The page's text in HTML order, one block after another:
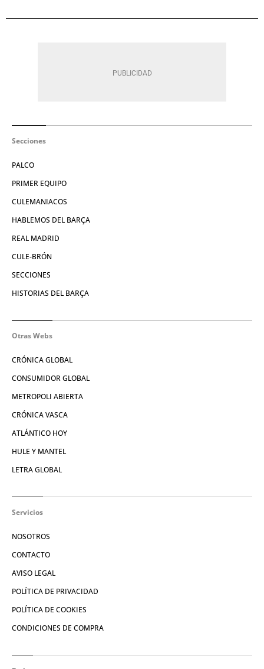
Secciones
PALCO
PRIMER EQUIPO
CULEMANIACOS
HABLEMOS DEL BARÇA
REAL MADRID
CULE-BRÓN
SECCIONES
HISTORIAS DEL BARÇA
Otras Webs
CRÓNICA GLOBAL
CONSUMIDOR GLOBAL
METROPOLI ABIERTA
CRÓNICA VASCA
ATLÁNTICO HOY
HULE Y MANTEL
LETRA GLOBAL
Servicios
NOSOTROS
CONTACTO
AVISO LEGAL
POLÍTICA DE PRIVACIDAD
POLÍTICA DE COOKIES
CONDICIONES DE COMPRA